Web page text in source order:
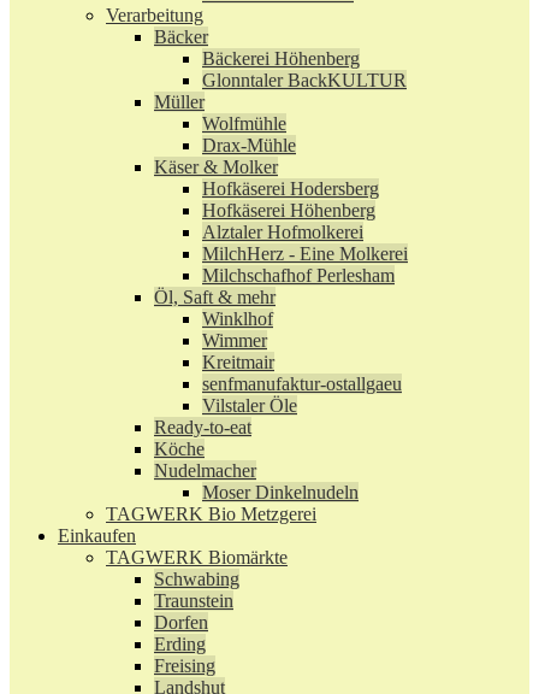
Verarbeitung
Bäcker
Bäckerei Höhenberg
Glonntaler BackKULTUR
Müller
Wolfmühle
Drax-Mühle
Käser & Molker
Hofkäserei Hodersberg
Hofkäserei Höhenberg
Alztaler Hofmolkerei
MilchHerz - Eine Molkerei
Milchschafhof Perlesham
Öl, Saft & mehr
Winklhof
Wimmer
Kreitmair
senfmanufaktur-ostallgaeu
Vilstaler Öle
Ready-to-eat
Köche
Nudelmacher
Moser Dinkelnudeln
TAGWERK Bio Metzgerei
Einkaufen
TAGWERK Biomärkte
Schwabing
Traunstein
Dorfen
Erding
Freising
Landshut